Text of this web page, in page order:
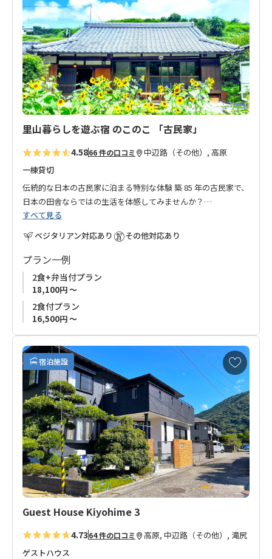
り
に
追
加
里山暮らしを遊ぶ宿 のこのこ 「古民家」
4.5866 件の口コミ
中辺路（その他）, 高原
一棟貸切
伝統的な日本の古民家に泊まる特別な体験 築 85 年の古民家で、
日本の田舎ならではの生活を体感してみませんか？
玄関を入ると広がる土間には、靴を履いたまま利用できるキッ
チンとリビングダイニングがあり、昔ながらの造りを今でも快
適に楽しむことができます。
土間は、自然と共に暮らす日本の生活文化を感じられる空間
で、四季折々の風景や外の空気を感じながら、ゆったりと過ご
すことができます。
年に三度色が変わる宿の花畑では、開花のタイミングが合えば
お花観賞が楽しめます。
また、宿泊棟のすぐ横に位置する薪風呂では、薪の香りに包ま
れながら、薪で温めたお湯にゆったりと浸かり、自然のぬくも
りを全身で感じる贅沢なひとときをお楽しみいただけます。
障子や畳のある部屋で、時代を超えて受け継がれる日本の美し
い生活様式と、自然との調和を体験できる特別な宿泊をお楽し
みください。 ※薪風呂体験をご希望の方は別途ご予約が必要で
す。
■オーナーが最寄りのスーパーマーケットまで車で送迎いたし
ます。高原休憩所、滝尻王子、近露王子、道の駅熊野古道中辺
路からの送迎も可能です。
ゲストハウス のこのこ」の姉妹宿です。
すべて見る
ベジタリアン対応あり
その他対応あり
プラン一例
2食+弁当付プラン
18,100円 ～
2食付プラン
16,500円 ～
宿泊施設
お
気
に
入
り
に
追
加
Guest House Kiyohime 3
4.7364 件の口コミ
高原, 中辺路（その他）, 滝尻
ゲストハウス